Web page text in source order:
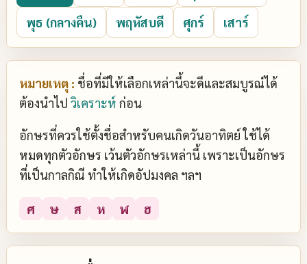
พุธ (กลางคืน)
พฤหัสบดี ศุกร์ เสาร์
หมายเหตุ : ชื่อที่มีให้เลือกเหล่านี้จะดีและสมบูรณ์ได้
ต้องนำไป วิเคราะห์ ก่อน
อักษรที่ควรใช้ตั้งชื่อสำหรับคนเกิดวันอาทิตย์ ใช้ได้
หมดทุกตัวอักษร เว้นตัวอักษรเหล่านี้ เพราะเป็นอักษร
ที่เป็นกาลกิณี ทำให้เกิดอัปมงคล ฯลฯ
ศ ษ ส ห ฬ ฮ